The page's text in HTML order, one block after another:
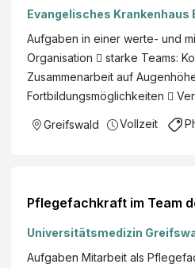
Evangelisches Krankenhaus
Aufgaben in einer werte- und
Organisation  starke Teams:
Zusammenarbeit auf
Fortbildungsmöglichkeiten 
Greifswald Vollzeit
Pflegefachkraft im Team
Universitätsmedizin
Aufgaben Mitarbeit als